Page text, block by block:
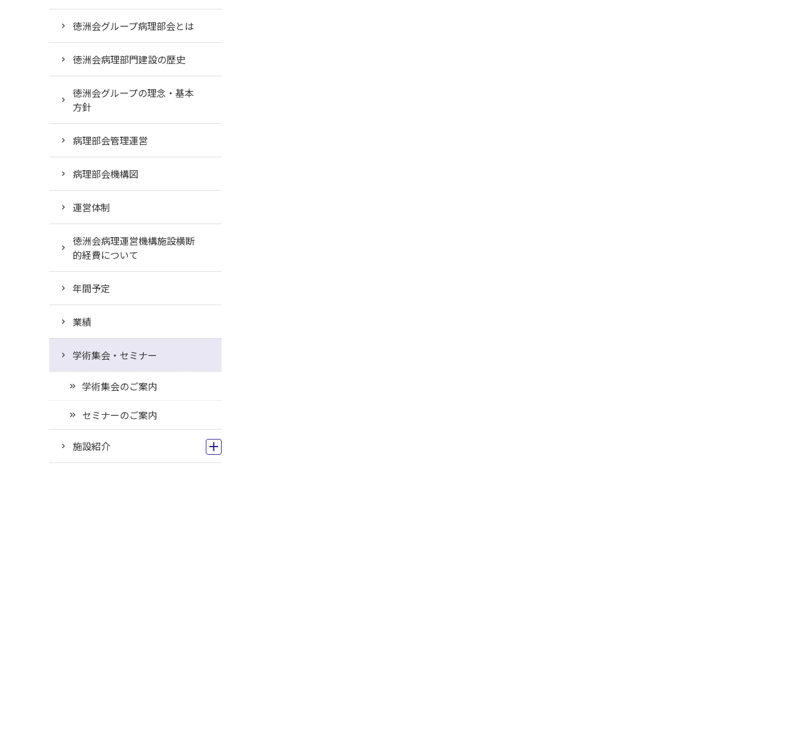
徳洲会グループ病理部会とは
徳洲会病理部門建設の歴史
徳洲会グループの理念・基本
方針
病理部会管理運営
病理部会機構図
運営体制
徳洲会病理運営機構施設横断
的経費について
年間予定
業績
学術集会・セミナー
学術集会のご案内
セミナーのご案内
施設紹介